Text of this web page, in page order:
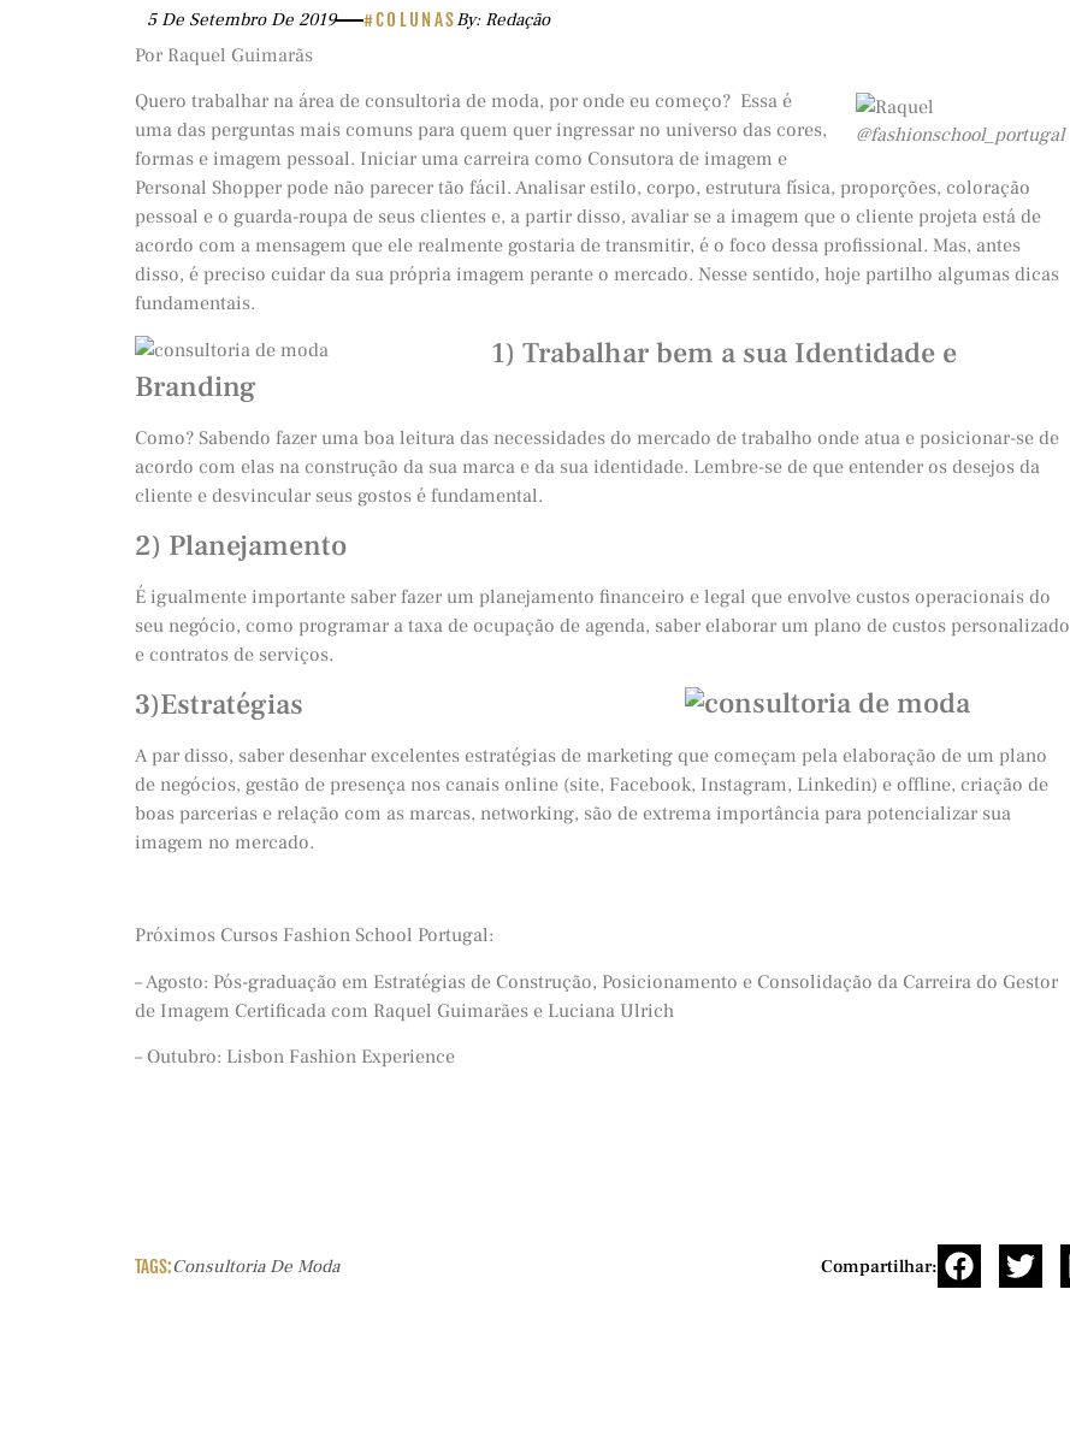
5 De Setembro De 2019 #COLUNASBy: Redação
Por Raquel Guimarãs
@fashionschool_portugal
Quero trabalhar na área de consultoria de moda, por onde eu começo? Essa é
uma das perguntas mais comuns para quem quer ingressar no universo das cores,
formas e imagem pessoal. Iniciar uma carreira como Consutora de imagem e
Personal Shopper pode não parecer tão fácil. Analisar estilo, corpo, estrutura física, proporções, coloração
pessoal e o guarda-roupa de seus clientes e, a partir disso, avaliar se a imagem que o cliente projeta está de
acordo com a mensagem que ele realmente gostaria de transmitir, é o foco dessa profissional. Mas, antes
disso, é preciso cuidar da sua própria imagem perante o mercado. Nesse sentido, hoje partilho algumas dicas
fundamentais.
1) Trabalhar bem a sua Identidade e
Branding
Como? Sabendo fazer uma boa leitura das necessidades do mercado de trabalho onde atua e posicionar-se de
acordo com elas na construção da sua marca e da sua identidade. Lembre-se de que entender os desejos da
cliente e desvincular seus gostos é fundamental.
2) Planejamento
É igualmente importante saber fazer um planejamento financeiro e legal que envolve custos operacionais do
seu negócio, como programar a taxa de ocupação de agenda, saber elaborar um plano de custos personalizado
e contratos de serviços.
3)Estratégias
A par disso, saber desenhar excelentes estratégias de marketing que começam pela elaboração de um plano
de negócios, gestão de presença nos canais online (site, Facebook, Instagram, Linkedin) e offline, criação de
boas parcerias e relação com as marcas, networking, são de extrema importância para potencializar sua
imagem no mercado.
Próximos Cursos Fashion School Portugal:
– Agosto: Pós-graduação em Estratégias de Construção, Posicionamento e Consolidação da Carreira do Gestor
de Imagem Certificada com Raquel Guimarães e Luciana Ulrich
– Outubro: Lisbon Fashion Experience
TAGS:Consultoria De Moda Compartilhar: